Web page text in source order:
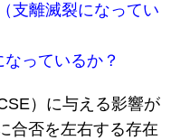
離滅裂になってい
っているか？
）に与える影響が
合否を左右する存在